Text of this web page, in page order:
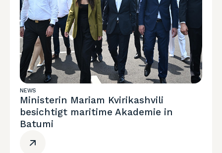
NEWS
Ministerin Mariam Kvirikashvili
besichtigt maritime Akademie in
Batumi